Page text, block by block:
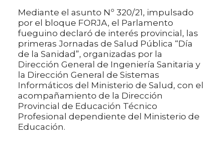
Mediante el asunto Nº 320/21, impulsado
por el bloque FORJA, el Parlamento
fueguino declaró de interés provincial, las
primeras Jornadas de Salud Pública “Día
de la Sanidad”, organizadas por la
Dirección General de Ingeniería Sanitaria y
la Dirección General de Sistemas
Informáticos del Ministerio de Salud, con el
acompañamiento de la Dirección
Provincial de Educación Técnico
Profesional dependiente del Ministerio de
Educación.